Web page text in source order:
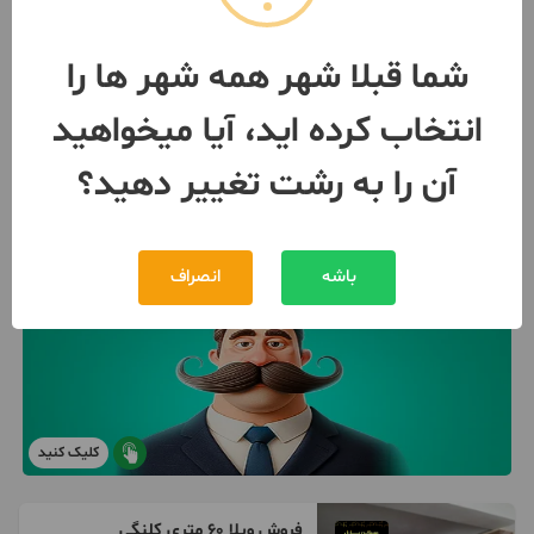
مبلغ
091257***70
کلیک کنید
شما قبلا شهر همه شهر ها را
انتخاب کرده اید، آیا میخواهید
آن را به رشت تغییر دهید؟
باشه انصراف